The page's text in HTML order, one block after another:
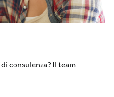
consulenza? Il team